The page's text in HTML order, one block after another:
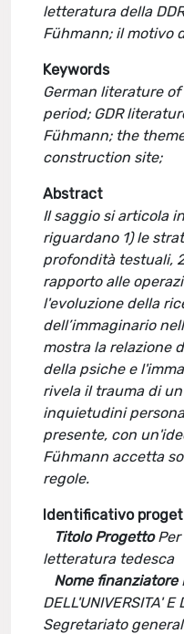
letteratura della
Fühmann; il motivo
Keywords
German literature
period; GDR
Fühmann; the
construction site;
Abstract
Il saggio si articola
riguardano 1) le
profondità testuali,
rapporto alle
l'evoluzione della
dell’immaginario
mostra la relazione
della psiche e
rivela il trauma di
inquietudini
presente, con
Fühmann accetta
regole.
Identificativo
Titolo ProgettoPer
letteratura tedesca
Nome finanziatore
DELL'UNIVERSITA'
Segretariato